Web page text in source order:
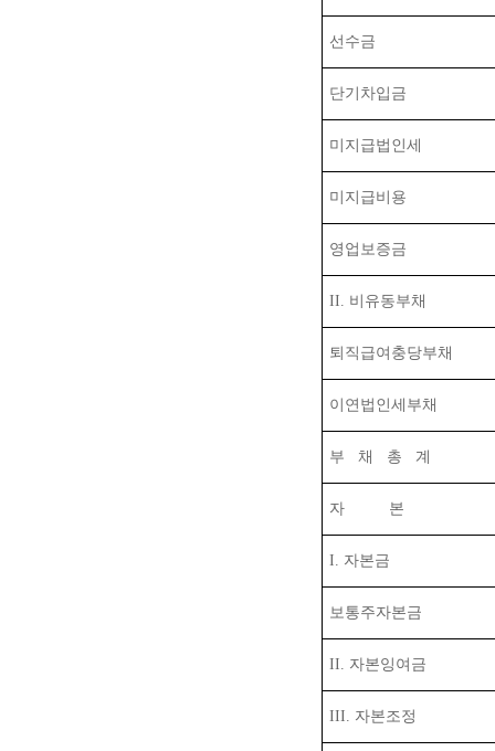
선수금
단기차입금
미지급법인세
미지급비용
영업보증금
II. 비유동부채
퇴직급여충당부채
이연법인세부채
부 채 총 계
자 본
I. 자본금
보통주자본금
II. 자본잉여금
III. 자본조정